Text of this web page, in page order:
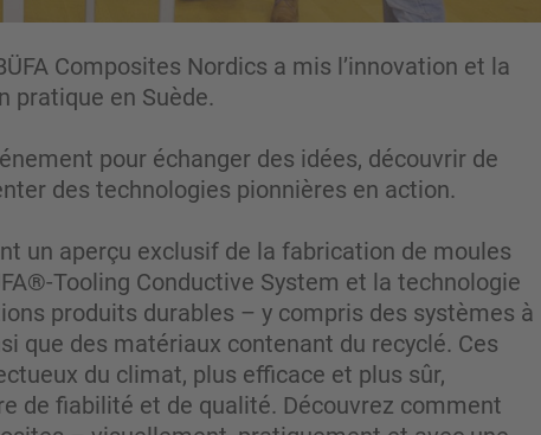
Composites Nordics a mis l’innovation et la
pratique en Suède.
pour échanger des idées, découvrir de
des technologies pionnières en action.
un aperçu exclusif de la fabrication de moules
Tooling Conductive System et la technologie
produits durables – y compris des systèmes à
que des matériaux contenant du recyclé. Ces
du climat, plus efficace et plus sûr,
de fiabilité et de qualité. Découvrez comment